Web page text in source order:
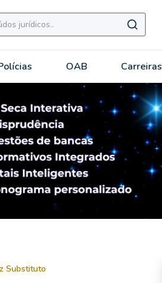
OAB Carreiras
Substituto